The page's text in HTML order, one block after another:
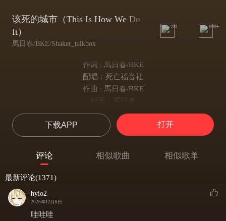
该死的城市（This Is How We Do
It）
馬日春/BKE/Shaker_talkbox
231 999+
作词 : 馬日春/BKE
配唱：死亡福音社
作曲 : 馬日春/BKE
封面：馬日春
录混母带：刘威
This is how we
This is how we
This is how we
下载APP 打开
评论 相似歌曲 相似歌单
最新评论(1371)
hyio2
2025年12月6日
哇哇哇